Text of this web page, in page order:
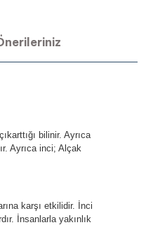
bilinir. Ayrıca
Ayrıca inci; Alçak
karşı etkilidir. İnci
İnsanlarla yakınlık